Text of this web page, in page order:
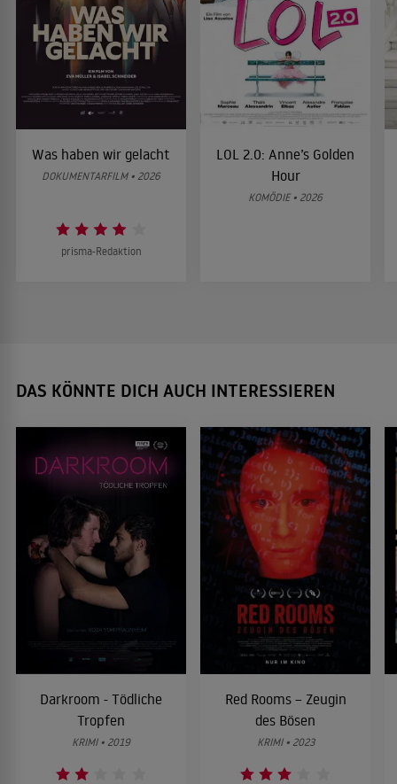
Was haben wir gelacht
DOKUMENTARFILM • 2026
prisma-Redaktion
LOL 2.0: Anne’s Golden
Hour
KOMÖDIE • 2026
DAS KÖNNTE DICH AUCH INTERESSIEREN
Darkroom - Tödliche
Tropfen
KRIMI • 2019
Red Rooms – Zeugin
des Bösen
KRIMI • 2023